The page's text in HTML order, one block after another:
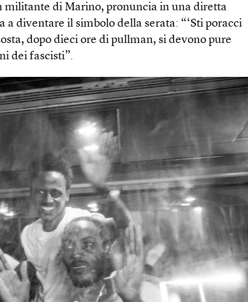
militante di Marino, pronuncia in una diretta
a diventare il simbolo della serata: “‘Sti poracci
dopo dieci ore di pullman, si devono pure
dei fascisti”.